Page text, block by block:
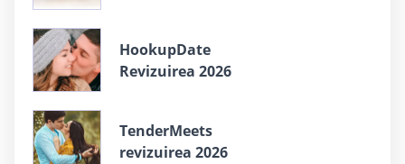
HookupDate
Revizuirea 2026
TenderMeets
revizuirea 2026